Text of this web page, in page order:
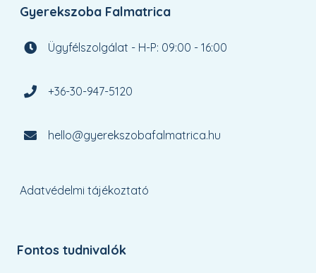
Gyerekszoba Falmatrica
Ügyfélszolgálat - H-P: 09:00 - 16:00
+36-30-947-5120
hello@gyerekszobafalmatrica.hu
Adatvédelmi tájékoztató
Fontos tudnivalók